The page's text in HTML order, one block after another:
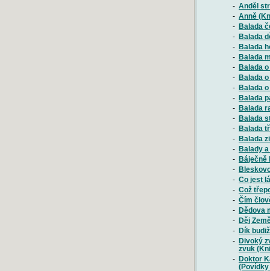
- Anděl
- Anně
- Balada
- Balada
- Balada
- Balada
- Balada
- Balada
- Balada
- Balada
- Balada
- Balada
- Balada
- Balada
- Balady
- Báječně
-
- Co jest
- Což
- Čím
- Dědova
- Děj
- Dík
- Divoký
zvuk
- Doktor